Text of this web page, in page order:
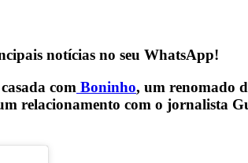
notícias no seu WhatsApp!
com Boninho, um renomado
relacionamento com o jornalista